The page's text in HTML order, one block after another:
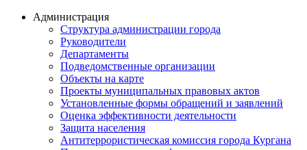
Администрация
Структура администрации города
Руководители
Департаменты
Подведомственные организации
Объекты на карте
Проекты муниципальных правовых актов
Установленные формы обращений и заявлений
Оценка эффективности деятельности
Защита населения
Антитеррористическая комиссия города Кургана